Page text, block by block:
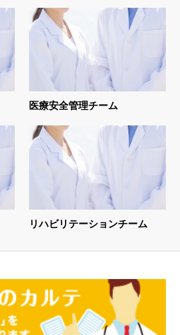
医療安全管理チーム
リハビリテーションチーム